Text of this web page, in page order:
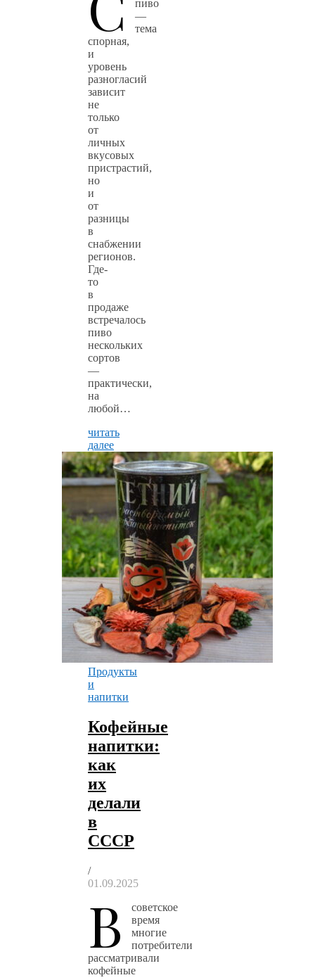
пиво
—
тема
спорная,
и
уровень
разногласий
зависит
не
только
от
личных
вкусовых
пристрастий,
но
и
от
разницы
в
снабжении
регионов.
Где-
то
в
продаже
встречалось
пиво
нескольких
сортов
—
практически,
на
любой…
читать
далее
Продукты
и
напитки
Кофейные
напитки:
как
их
делали
в
СССР
/
01.09.2025
В
советское
время
многие
потребители
рассматривали
кофейные